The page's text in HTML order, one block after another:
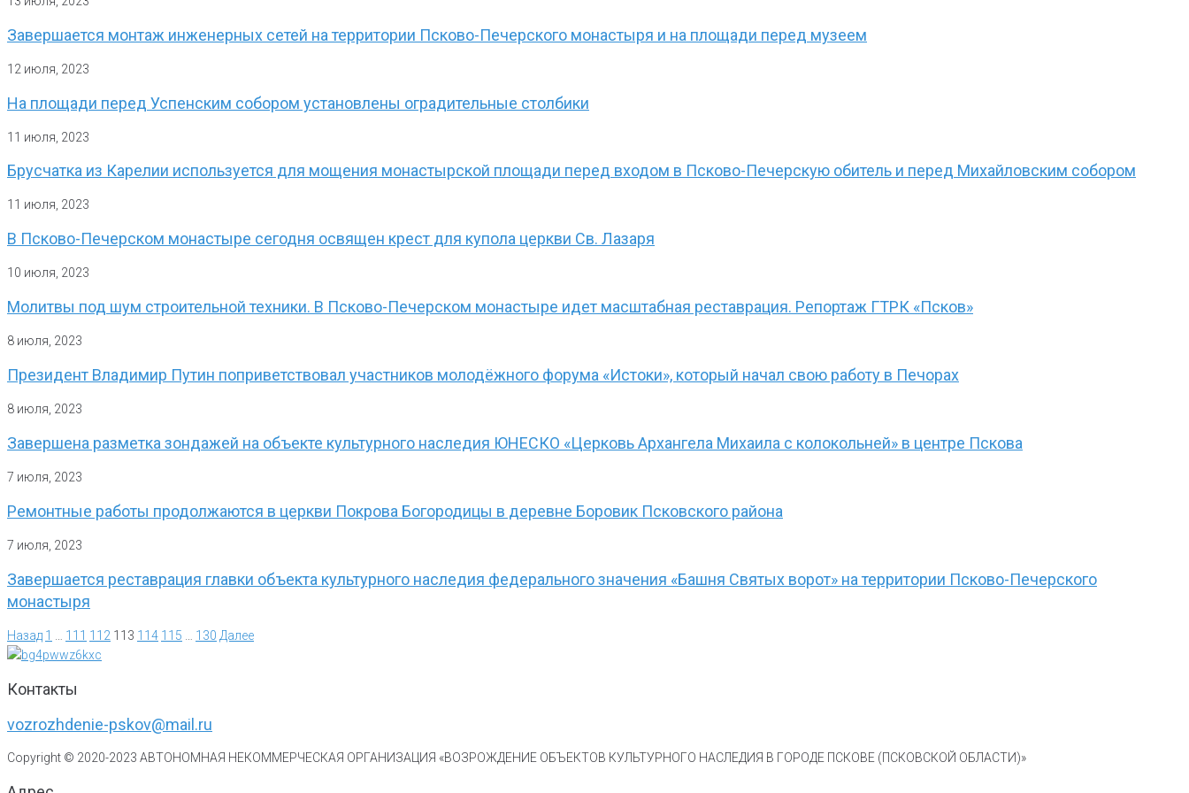
Завершается монтаж инженерных сетей на территории Псково-Печерского монастыря и на площади перед музеем
12 июля, 2023
На площади перед Успенским собором установлены оградительные столбики
11 июля, 2023
Брусчатка из Карелии используется для мощения монастырской площади перед входом в Псково-Печерскую обитель и перед Михайловским собором
11 июля, 2023
В Псково-Печерском монастыре сегодня освящен крест для купола церкви Св. Лазаря
10 июля, 2023
Молитвы под шум строительной техники. В Псково-Печерском монастыре идет масштабная реставрация. Репортаж ГТРК «Псков»
8 июля, 2023
Президент Владимир Путин поприветствовал участников молодёжного форума «Истоки», который начал свою работу в Печорах
8 июля, 2023
Завершена разметка зондажей на объекте культурного наследия ЮНЕСКО «Церковь Архангела Михаила с колокольней» в центре Пскова
7 июля, 2023
Ремонтные работы продолжаются в церкви Покрова Богородицы в деревне Боровик Псковского района
7 июля, 2023
Завершается реставрация главки объекта культурного наследия федерального значения «Башня Святых ворот» на территории Псково-Печерского
монастыря
Назад 1 111 112 113 114 115 130 Далее
Контакты
vozrozhdenie-pskov@mail.ru
Copyright © 2020-2023 АВТОНОМНАЯ НЕКОММЕРЧЕСКАЯ ОРГАНИЗАЦИЯ «ВОЗРОЖДЕНИЕ ОБЪЕКТОВ КУЛЬТУРНОГО НАСЛЕДИЯ В ГОРОДЕ ПСКОВЕ (ПСКОВСКОЙ ОБЛАСТИ)»